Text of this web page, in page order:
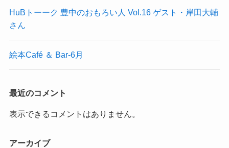
HuBトーーク 豊中のおもろい人 Vol.16 ゲスト・岸田大輔
さん
絵本Café ＆ Bar-6月
最近のコメント
表示できるコメントはありません。
アーカイブ